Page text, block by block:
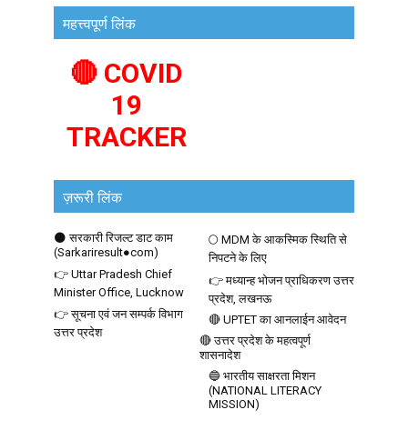
महत्त्वपूर्ण लिंक
🔴 COVID
19
TRACKER
ज़रूरी लिंक
🌑 सरकारी रिजल्ट डाट काम
(Sarkariresult●com)
🌕 MDM के आकस्मिक स्थिति से
निपटने के लिए
👉 Uttar Pradesh Chief
Minister Office, Lucknow
👉 मध्यान्ह भोजन प्राधिकरण उत्तर
प्रदेश, लखनऊ
👉 सूचना एवं जन सम्पर्क विभाग
उत्तर प्रदेश
🔴 UPTET का आनलाईन आवेदन
🔴 उत्तर प्रदेश के महत्वपूर्ण
शासनादेश
🔵 भारतीय साक्षरता मिशन
(NATIONAL LITERACY
MISSION)